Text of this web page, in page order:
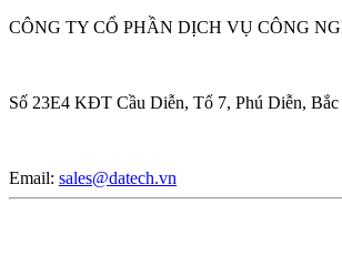
CÔNG TY CỔ PHẦN DỊCH VỤ CÔNG
Số 23E4 KĐT Cầu Diễn, Tổ 7, Phú Diễn,
Email: sales@datech.vn